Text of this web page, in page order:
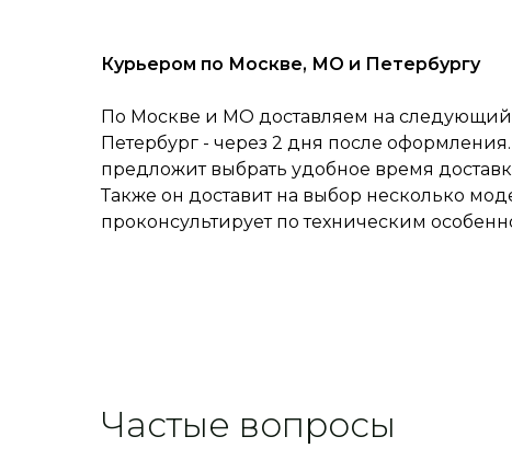
Курьером по Москве, МО и Петербургу
По Москве и МО доставляем на следующий
Петербург - через 2 дня после
предложит выбрать удобное время
Также он доставит на выбор несколько
проконсультирует по техническим
Частые вопросы